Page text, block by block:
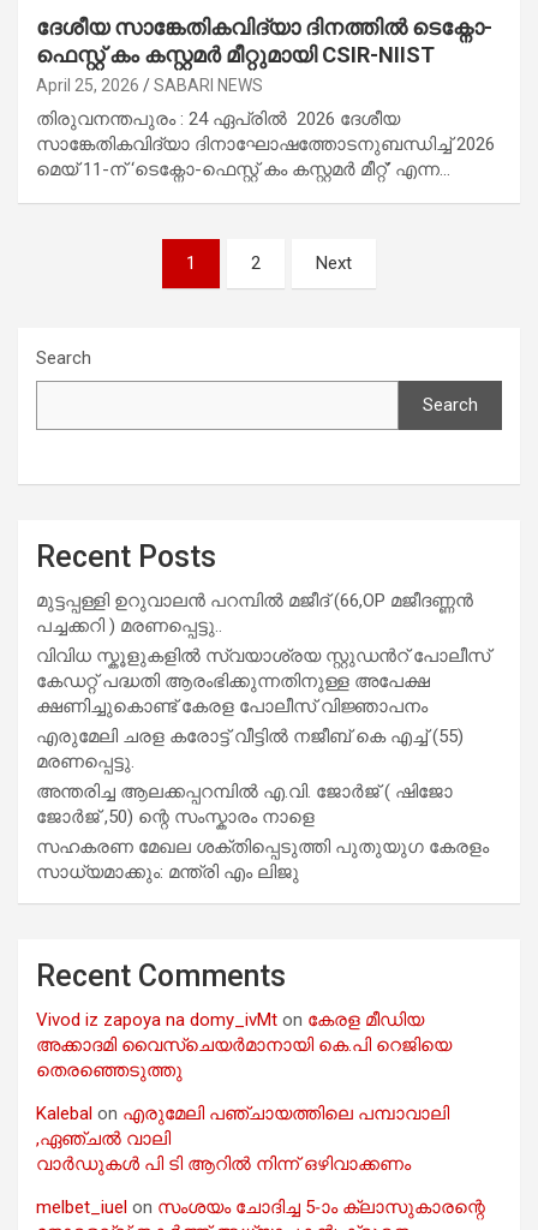
ദേശീയ സാങ്കേതികവിദ്യാ ദിനത്തിൽ ടെക്നോ-
ഫെസ്റ്റ് കം കസ്റ്റമർ മീറ്റുമായി CSIR-NIIST
April 25, 2026 SABARI NEWS
തിരുവനന്തപുരം : 24 ഏപ്രിൽ 2026 ദേശീയ
സാങ്കേതികവിദ്യാ ദിനാഘോഷത്തോടനുബന്ധിച്ച് 2026
മെയ് 11-ന് ‘ടെക്നോ-ഫെസ്റ്റ് കം കസ്റ്റമർ മീറ്റ്’ എന്ന…
1 2 Next
Search
Search
Recent Posts
മുട്ടപ്പള്ളി ഉറുവാലൻ പറമ്പിൽ മജീദ് (66,OP മജീദണ്ണൻ
പച്ചക്കറി ) മരണപ്പെട്ടു..
വിവിധ സ്കൂളുകളില്‍ സ്വയാശ്രയ സ്റ്റുഡന്‍റ് പോലീസ്
കേഡറ്റ് പദ്ധതി ആരംഭിക്കുന്നതിനുള്ള അപേക്ഷ
ക്ഷണിച്ചുകൊണ്ട് കേരള പോലീസ് വിജ്ഞാപനം
എരുമേലി ചരള കരോട്ട് വീട്ടിൽ നജീബ് കെ എച്ച് (55)
മരണപ്പെട്ടു.
അന്തരിച്ച ആ​ല​ക്ക​പ്പ​റമ്പിൽ​ എ.​വി. ജോ​ർ​ജ് ( ഷിജോ
ജോർജ് ,50) ന്റെ സംസ്കാരം നാളെ
സഹകരണ മേഖല ശക്തിപ്പെടുത്തി പുതുയുഗ കേരളം
സാധ്യമാക്കും: മന്ത്രി എം ലിജു
Recent Comments
Vivod iz zapoya na domy_ivMt on കേരള മീഡിയ
അക്കാദമി വൈസ്ചെയർമാനായി കെ.പി റെജിയെ
തെരഞ്ഞെടുത്തു
Kalebal on എരുമേലി പഞ്ചായത്തിലെ പമ്പാവാലി
,ഏഞ്ചൽ വാലി
വാർഡുകൾ പി ടി ആറിൽ നിന്ന് ഒഴിവാക്കണം
melbet_iuel on സംശയം ചോദിച്ച 5-ാം ക്ലാസുകാരന്റെ